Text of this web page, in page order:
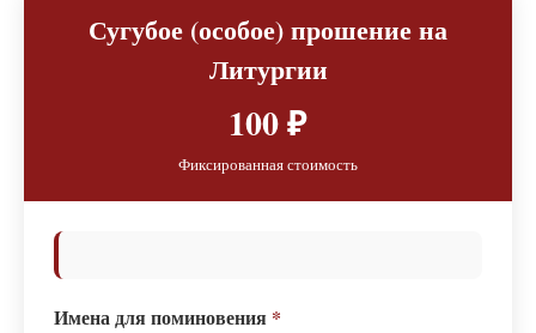
Сугубое (особое) прошение на
Литургии
100 ₽
Фиксированная стоимость
Имена для поминовения *